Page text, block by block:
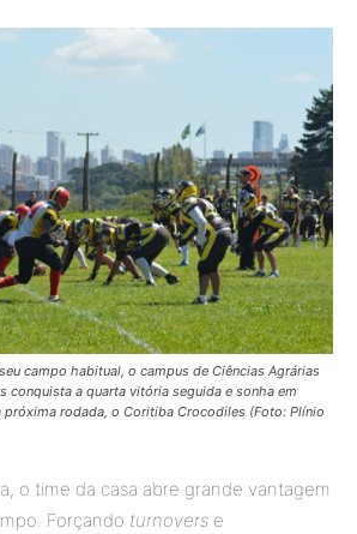
campo habitual, o campus de Ciências Agrárias
conquista a quarta vitória seguida e sonha em
próxima rodada, o Coritiba Crocodiles (Foto: Plínio
o time da casa abre grande vantagem
Forçando turnovers e